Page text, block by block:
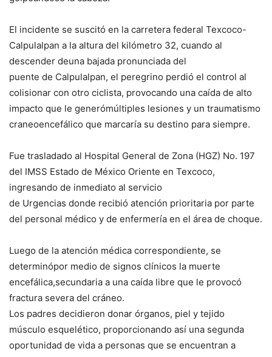
El incidente se suscitó en la carretera federal Texcoco-
Calpulalpan a la altura del kilómetro 32, cuando al
descender deuna bajada pronunciada del
puente de Calpulalpan, el peregrino perdió el control al
colisionar con otro ciclista, provocando una caída de alto
impacto que le generómúltiples lesiones y un traumatismo
craneoencefálico que marcaría su destino para siempre.
Fue trasladado al Hospital General de Zona (HGZ) No. 197
del IMSS Estado de México Oriente en Texcoco,
ingresando de inmediato al servicio
de Urgencias donde recibió atención prioritaria por parte
del personal médico y de enfermería en el área de choque.
Luego de la atención médica correspondiente, se
determinópor medio de signos clínicos la muerte
encefálica,secundaria a una caída libre que le provocó
fractura severa del cráneo.
Los padres decidieron donar órganos, piel y tejido
músculo esquelético, proporcionando así una segunda
oportunidad de vida a personas que se encuentran a